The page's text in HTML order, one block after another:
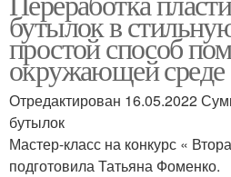
бутылок в
простой способ
окружающей среде
Отредактирован 16.05.2022
бутылок
Мастер-класс на конкурс «
подготовила Татьяна Фоменко.